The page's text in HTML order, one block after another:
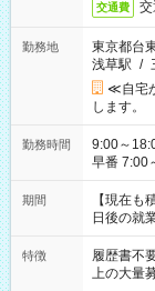
交通費
勤務地
東京都台
浅草駅 /
≪自宅
します。
勤務時間
9:00～18:00（休憩60分
早番 7:00～
い」 「余
たくない」
の方へ 今
の勤務時
期間
【現在
日後の就
特徴 履歴書不
上の大量